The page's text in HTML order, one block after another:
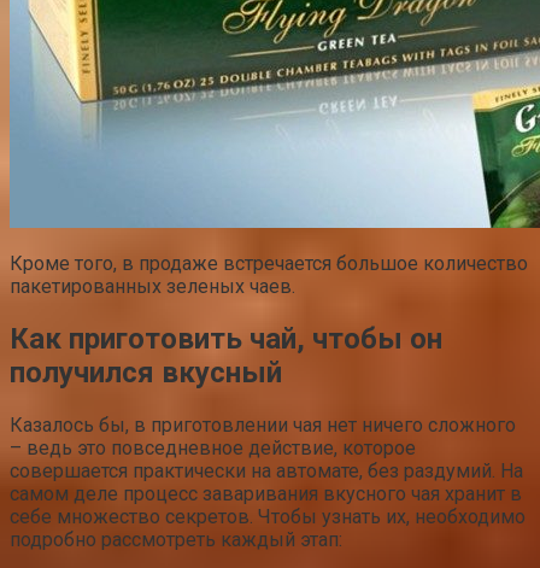
Кроме того, в продаже встречается большое количество
пакетированных зеленых чаев.
Как приготовить чай, чтобы он
получился вкусный
Казалось бы, в приготовлении чая нет ничего сложного
– ведь это повседневное действие, которое
совершается практически на автомате, без раздумий. На
самом деле процесс заваривания вкусного чая хранит в
себе множество секретов. Чтобы узнать их, необходимо
подробно рассмотреть каждый этап: